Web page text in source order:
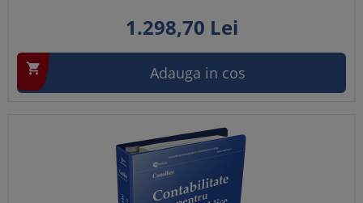
1.298,70 Lei
 Adauga in cos